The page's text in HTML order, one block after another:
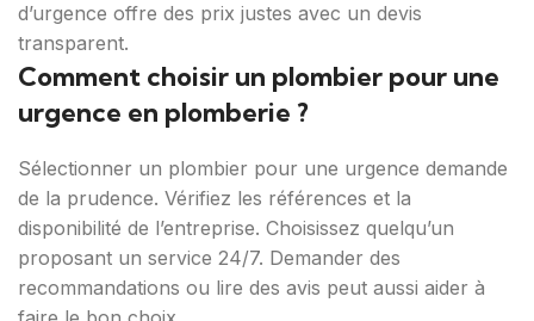
d’urgence offre des prix justes avec un devis
transparent.
Comment choisir un plombier pour une
urgence en plomberie ?
Sélectionner un plombier pour une urgence demande
de la prudence. Vérifiez les références et la
disponibilité de l’entreprise. Choisissez quelqu’un
proposant un service 24/7. Demander des
recommandations ou lire des avis peut aussi aider à